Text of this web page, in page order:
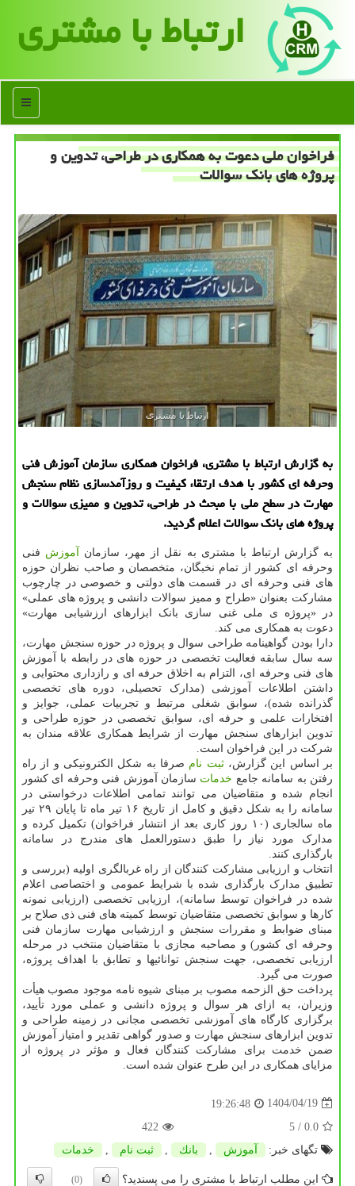
ارتباط با مشتری
منو
فراخوان ملی دعوت به همکاری در طراحی، تدوین و
پروژه های بانک سوالات
به گزارش ارتباط با مشتری، فراخوان همکاری سازمان آموزش فنی
وحرفه ای کشور با هدف ارتقاء کیفیت و روزآمدسازی نظام سنجش
مهارت در سطح ملی با مبحث در طراحی، تدوین و ممیزی سوالات و
پروژه های بانک سوالات اعلام گردید.
به گزارش ارتباط با مشتری به نقل از مهر، سازمان آموزش فنی
وحرفه ای کشور از تمام نخبگان، متخصصان و صاحب نظران حوزه
های فنی وحرفه ای در قسمت های دولتی و خصوصی در چارچوب
مشارکت بعنوان «طراح و ممیز سوالات دانشی و پروژه های عملی»
در «پروژه ی ملی غنی سازی بانک ابزارهای ارزشیابی مهارت»
دعوت به همکاری می کند.
دارا بودن گواهینامه طراحی سوال و پروژه در حوزه سنجش مهارت،
سه سال سابقه فعالیت تخصصی در حوزه های در رابطه با آموزش
های فنی وحرفه ای، التزام به اخلاق حرفه ای و رازداری محتوایی و
داشتن اطلاعات آموزشی (مدارک تحصیلی، دوره های تخصصی
گذرانده شده)، سوابق شغلی مرتبط و تجربیات عملی، جوایز و
افتخارات علمی و حرفه ای، سوابق تخصصی در حوزه طراحی و
تدوین ابزارهای سنجش مهارت از شرایط همکاری علاقه مندان به
شرکت در این فراخوان است.
بر اساس این گزارش،ثبت نام صرفا به شکل الکترونیکی و از راه
رفتن به سامانه جامع خدمات سازمان آموزش فنی وحرفه ای کشور
انجام شده و متقاضیان می توانند تمامی اطلاعات درخواستی در
سامانه را به شکل دقیق و کامل از تاریخ ۱۶ تیر ماه تا پایان ۲۹ تیر
ماه سالجاری (۱۰ روز کاری بعد از انتشار فراخوان) تکمیل کرده و
مدارک مورد نیاز را طبق دستورالعمل های مندرج در سامانه
بارگذاری کنند.
انتخاب و ارزیابی مشارکت کنندگان از راه غربالگری اولیه (بررسی و
تطبیق مدارک بارگذاری شده با شرایط عمومی و اختصاصی اعلام
شده در فراخوان توسط سامانه)، ارزیابی تخصصی (ارزیابی نمونه
کارها و سوابق تخصصی متقاضیان توسط کمیته های فنی ذی صلاح بر
مبنای ضوابط و مقررات سنجش و ارزشیابی مهارت سازمان فنی
وحرفه ای کشور) و مصاحبه مجازی با متقاضیان منتخب در مرحله
ارزیابی تخصصی، جهت سنجش توانائیها و تطابق با اهداف پروژه،
صورت می گیرد.
پرداخت حق الزحمه مصوب بر مبنای شیوه نامه موجود مصوب هیأت
وزیران، به ازای هر سوال و پروژه دانشی و عملی مورد تأیید،
برگزاری کارگاه های آموزشی تخصصی مجانی در زمینه طراحی و
تدوین ابزارهای سنجش مهارت و صدور گواهی تقدیر و امتیاز آموزش
ضمن خدمت برای مشارکت کنندگان فعال و مؤثر در پروژه از
مزایای همکاری در این طرح عنوان شده است.
1404/04/19
19:26:48
0.0
/ 5
422
تگهای خبر:
آموزش , بانك , ثبت نام , خدمات
این مطلب ارتباط با مشتری را می پسندید؟
(0)